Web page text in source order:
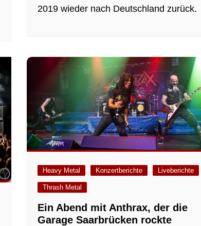
2019 wieder nach Deutschland zurück.
Heavy Metal Konzertberichte Liveberichte
Thrash Metal
Ein Abend mit Anthrax, der die
Garage Saarbrücken rockte